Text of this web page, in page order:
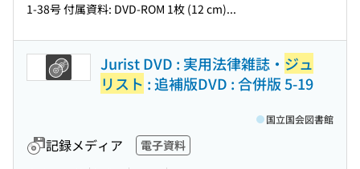
1-38号 付属資料: DVD-ROM 1枚 (12 cm)...
Jurist DVD : 実用法律雑誌・ ジュ
リスト : 追補版DVD : 合併版 5-19
記録メディア 電子資料
国立国会図書館